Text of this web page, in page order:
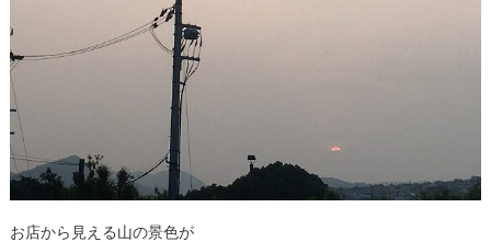
お店から見える山の景色が